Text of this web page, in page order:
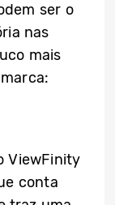
ser o
nas
mais
ViewFinity
conta